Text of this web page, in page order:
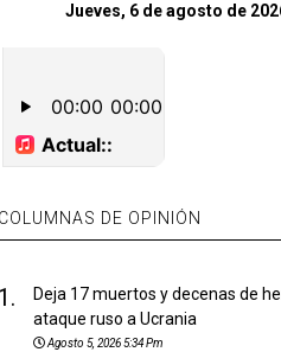
Jueves, 6 de agosto de
COLUMNAS DE OPINIÓN
1.
Deja 17 muertos y decenas de
ataque ruso a Ucrania
Agosto 5, 2026 5:34 Pm